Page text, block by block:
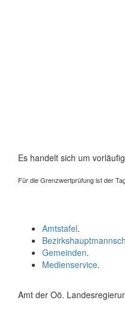
Es handelt sich um
Für die Grenzwertprüfung ist der
Amtstafel.
Gemeinden.
Medienservice.
Amt der Oö.